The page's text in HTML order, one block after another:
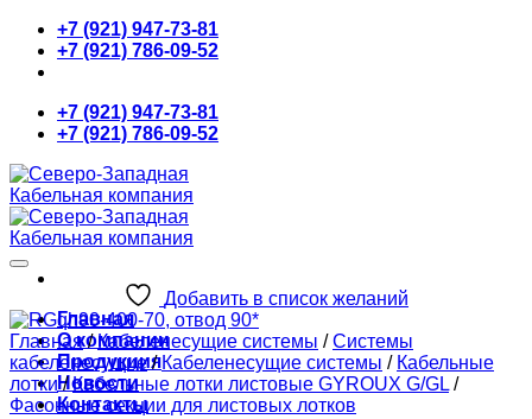
Skip
content
+7 (921) 947-73-81
+7 (921) 786-09-52
+7 (921) 947-73-81
+7 (921) 786-09-52
Главная
О компании
Продукция
Новости
Контакты
Добавить в список желаний
Главная / Кабеленесущие системы / Системы
кабеленесущие / Кабеленесущие системы / Кабельные
лотки / Кабельные лотки листовые GYROUX G/GL /
Фасонные секции для листовых лотков